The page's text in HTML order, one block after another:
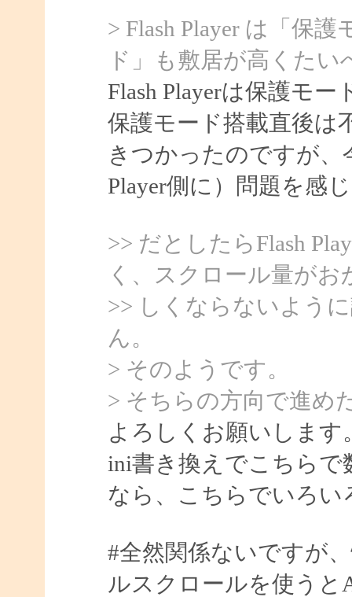
> Flash Player は「保
ド」も敷居が高くたい
Flash Playerは保護モ
保護モード搭載直後は
きつかったのですが、
Player側に）問題を感
>> だとしたらFlash
く、スクロール量がお
>> しくならないよう
ん。
> そのようです。
> そちらの方向で進め
よろしくお願いします
ini書き換えでこちらで
なら、こちらでいろい
#全然関係ないですが
ルスクロールを使うと